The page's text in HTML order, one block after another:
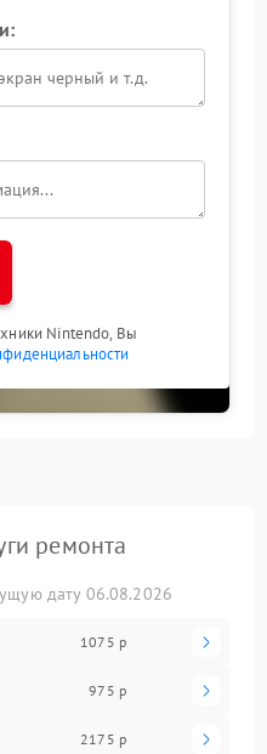
Nintendo, Вы
ремонта
дату 06.08.2026
1075 р
975 р
2175 р